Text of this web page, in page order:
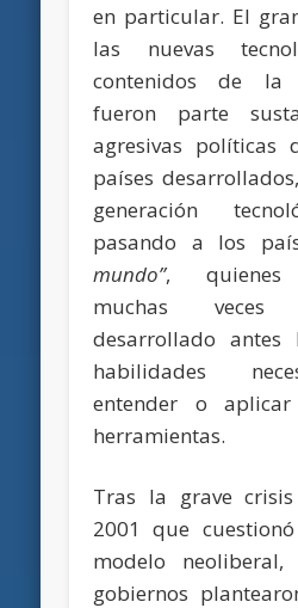
en particular. El
las nuevas
contenidos de la
fueron parte
agresivas políticas
países
generación
pasando a los
mundo”, quienes
muchas
desarrollado
habilidades
entender o aplicar
herramientas.
Tras la grave
2001 que
modelo neoliberal,
gobiernos